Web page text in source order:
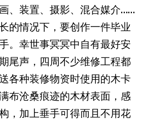
、装置、摄影、混合媒介……
的情况下，要创作一件毕业
。幸世事冥冥中自有最好安
尾声，四周不少维修工程都
各种装修物资时使用的木卡
布沧桑痕迹的木材表面，感
，加上垂手可得而且不用花